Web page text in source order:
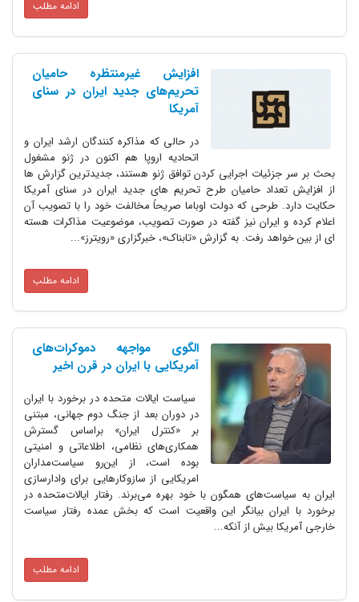
ادامه مطلب
افزایش غیرمنتظره حامیان
تحریم‌های جدید ایران در سنای
آمریکا
در حالی که مذاکره کنندگان ارشد ایران و
اتحادیه اروپا هم اکنون در ژنو مشغول
بحث بر سر جزئیات اجرایی کردن توافق ژنو هستند، جدیدترین گزارش ها
از افزایش تعداد حامیان طرح تحریم های جدید ایران در سنای آمریکا
حکایت دارد. طرحی که دولت اوباما صریحاً مخالفت خود را با تصویب آن
اعلام کرده و ایران نیز گفته در صورت تصویب، موضوعیت مذاکرات هسته
ای از بین خواهد رفت. به گزارش «تابناک»، خبرگزاری «رویترز»...
ادامه مطلب
الگوی مواجهه دموکرات‌های
آمریکایی با ایران در قرن اخیر
سیاست ایالات متحده در برخورد با ایران
در دوران بعد از جنگ دوم جهانی، مبتنی
بر «کنترل ایران» براساس گسترش
همکاری‌های نظامی، اطلاعاتی و امنیتی
بوده است، از این‌رو سیاست‌مداران
امریکایی از سازوکارهایی برای وادارسازی
ایران به سیاست‌های همگون با خود بهره می‌برند. رفتار ایالات‌متحده در
برخورد با ایران بیانگر این واقعیت است که بخش عمده‌ رفتار سیاست
خارجی آمریکا بیش از آنکه...
ادامه مطلب